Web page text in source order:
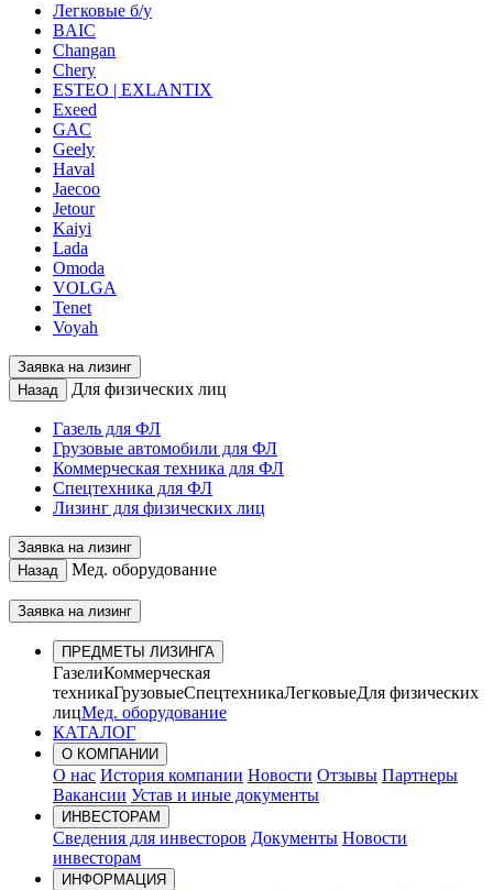
Легковые б/у
BAIC
Changan
Chery
ESTEO | EXLANTIX
Exeed
GAC
Geely
Haval
Jaecoo
Jetour
Kaiyi
Lada
Omoda
VOLGA
Tenet
Voyah
Заявка на лизинг
Назад
Для физических лиц
Газель для ФЛ
Грузовые автомобили для ФЛ
Коммерческая техника для ФЛ
Спецтехника для ФЛ
Лизинг для физических лиц
Заявка на лизинг
Назад
Мед. оборудование
Заявка на лизинг
ПРЕДМЕТЫ ЛИЗИНГА
ГазелиКоммерческая
техникаГрузовыеСпецтехникаЛегковыеДля физических
лицМед. оборудование
КАТАЛОГ
О КОМПАНИИ
О нас История компании Новости Отзывы Партнеры
Вакансии Устав и иные документы
ИНВЕСТОРАМ
Сведения для инвесторов Документы Новости
инвесторам
ИНФОРМАЦИЯ